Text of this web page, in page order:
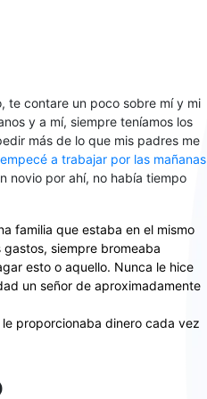
te contare un poco sobre mí y mi
y a mí, siempre teníamos los
más de lo que mis padres me
a trabajar por las mañanas
novio por ahí, no había tiempo
familia que estaba en el mismo
siempre bromeaba
esto o aquello. Nunca le hice
un señor de aproximadamente
proporcionaba dinero cada vez